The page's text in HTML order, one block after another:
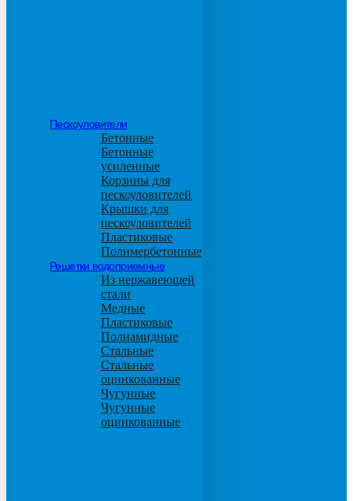
Пескоуловители
Бетонные
Бетонные
усиленные
Корзины для
пескоуловителей
Крышки для
пескоуловителей
Пластиковые
Полимербетонные
Решетки водоприемные
Из нержавеющей
стали
Медные
Пластиковые
Полиамидные
Стальные
Стальные
оцинкованные
Чугунные
Чугунные
оцинкованные